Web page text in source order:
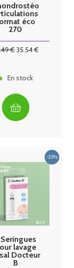
éco
270
.49€35.54€
En stock
lavage
Docteur
B